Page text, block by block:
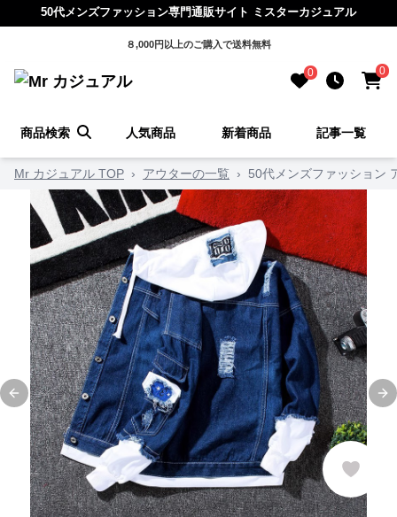
50代メンズファッション専門通販サイト ミスターカジュアル
８,000円以上のご購入で送料無料
0 0
商品検索 人気商品 新着商品 記事一覧
Mr カジュアル TOP › アウターの一覧 › 50代メンズファッション
Previous slide